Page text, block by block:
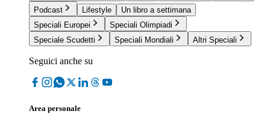
Podcast
Lifestyle
Un libro a settimana
Speciali Europei
Speciali Olimpiadi
Speciale Scudetti
Speciali Mondiali Altri Speciali
Seguici anche su
Area personale